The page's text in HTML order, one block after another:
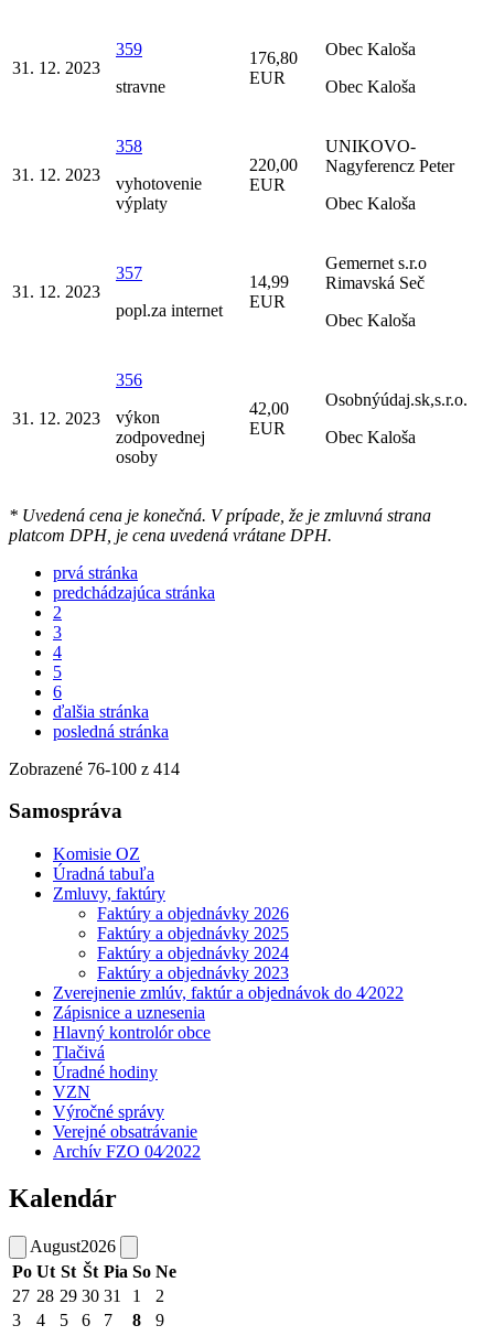
31. 12. 2023
359
stravne
176,80
EUR
Obec Kaloša
Obec Kaloša
31. 12. 2023
358
vyhotovenie
výplaty
220,00
EUR
UNIKOVO-
Nagyferencz Peter
Obec Kaloša
31. 12. 2023
357
popl.za internet
14,99
EUR
Gemernet s.r.o
Rimavská Seč
Obec Kaloša
31. 12. 2023
356
výkon
zodpovednej
osoby
42,00
EUR
Osobnýúdaj.sk,s.r.o.
Obec Kaloša
* Uvedená cena je konečná. V prípade, že je zmluvná strana
platcom DPH, je cena uvedená vrátane DPH.
prvá stránka
predchádzajúca stránka
2
3
4
5
6
ďalšia stránka
posledná stránka
Zobrazené 76-100 z 414
Samospráva
Komisie OZ
Úradná tabuľa
Zmluvy, faktúry
Faktúry a objednávky 2026
Faktúry a objednávky 2025
Faktúry a objednávky 2024
Faktúry a objednávky 2023
Zverejnenie zmlúv, faktúr a objednávok do 4⁄2022
Zápisnice a uznesenia
Hlavný kontrolór obce
Tlačivá
Úradné hodiny
VZN
Výročné správy
Verejné obsatrávanie
Archív FZO 04⁄2022
Kalendár
August2026
Po Ut St Št Pia So Ne
27 28 29 30 31 1
2
3
4 5 6 7 8
9